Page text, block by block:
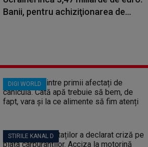
Banii, pentru achiziţionarea de...
DIGI WORLD
STIRILE KANAL D